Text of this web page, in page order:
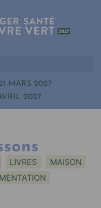
MARS 2027
2027
LIVRES
MAISON